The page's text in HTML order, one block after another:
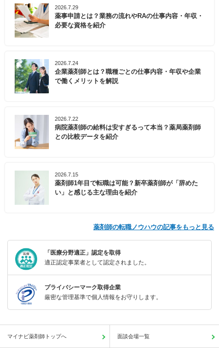
2026.7.29
薬事申請とは？業務の流れやRAの仕事内容・年収・
必要な資格を紹介
2026.7.24
企業薬剤師とは？職種ごとの仕事内容・年収や企業
で働くメリットを解説
2026.7.22
病院薬剤師の給料は安すぎるって本当？薬局薬剤師
との比較データを紹介
2026.7.15
薬剤師1年目で転職は可能？新卒薬剤師が「辞めた
い」と感じる主な理由を紹介
薬剤師の転職ノウハウの記事をもっと見る
「医療分野適正」認定を取得
適正認定事業者として認定されました。
プライバシーマーク取得企業
厳密な管理基準で個人情報をお守りします。
マイナビ薬剤師トップへ 面談会場一覧